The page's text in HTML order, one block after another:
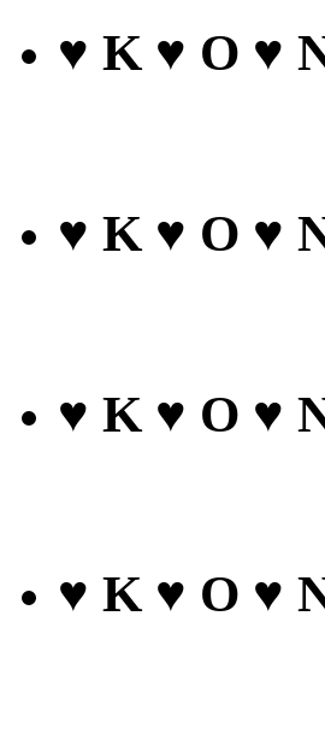
♥ K ♥ O ♥
♥ K ♥ O ♥
♥ K ♥ O ♥
♥ K ♥ O ♥